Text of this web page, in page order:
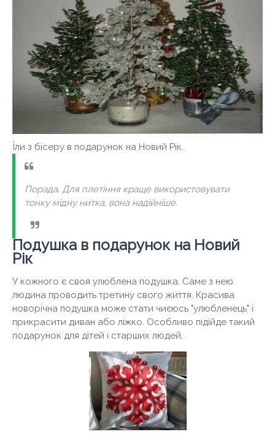
Їли з бісеру в подарунок на Новий Рік.
Порада. Для плетіння краще використовувати
тонку мідну нитка, вона надійніше.
Подушка в подарунок на Новий
Рік
У кожного є своя улюблена подушка. Саме з нею
людина проводить третину свого життя. Красива
новорічна подушка може стати чиєюсь "улюбленець" і
прикрасити диван або ліжко. Особливо підійде такий
подарунок для дітей і старших людей.